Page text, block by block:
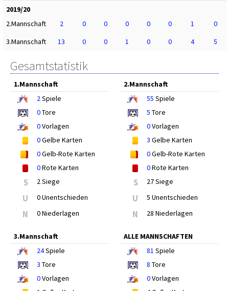
2019/20
2.Mannschaft
2 0 0 0 0 0 1
0
3.Mannschaft
13 0 0 1 0 0 4 5
Gesamtstatistik
1.Mannschaft
2Spiele
0Tore
0Vorlagen
0Gelbe Karten
0Gelb-Rote Karten
0Rote Karten
S 2 Siege
U 0 Unentschieden
N 0 Niederlagen
2.Mannschaft
55 Spiele
5 Tore
0Vorlagen
3 Gelbe Karten
0Gelb-Rote Karten
0Rote Karten
S 27 Siege
U 5 Unentschieden
N 28 Niederlagen
3.Mannschaft
24Spiele
3 Tore
0Vorlagen
ALLE MANNSCHAFTEN
81 Spiele
8 Tore
0Vorlagen